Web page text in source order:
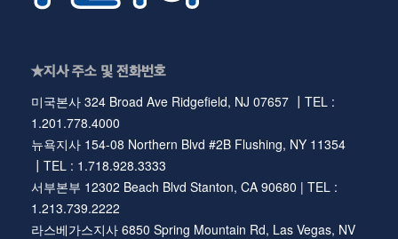
★지사 주소 및 전화번호
미국본사 324 Broad Ave Ridgefield, NJ 07657 ┃TEL :
1.201.778.4000
뉴욕지사 154-08 Northern Blvd #2B Flushing, NY 11354
┃TEL : 1.718.928.3333
서부본부 12302 Beach Blvd Stanton, CA 90680 | TEL :
1.213.739.2222
라스베가스지사 6850 Spring Mountain Rd, Las Vegas, NV